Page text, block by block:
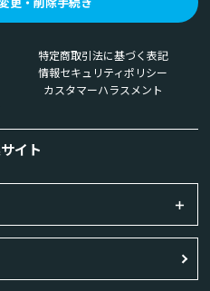
特定商取引法に基づく表記
情報セキュリティポリシー
カスタマーハラスメント
イト